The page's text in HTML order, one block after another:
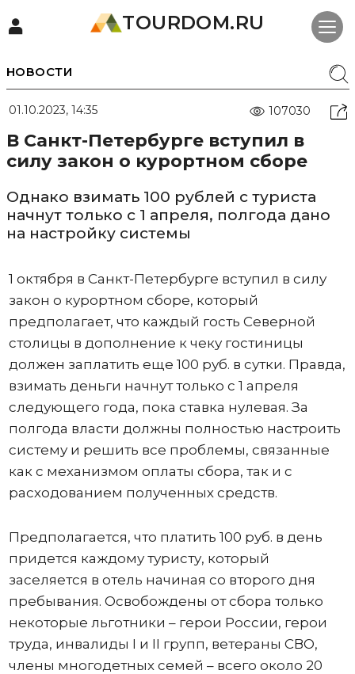
TOURDOM.RU
НОВОСТИ
01.10.2023, 14:35 107030
В Санкт-Петербурге вступил в
силу закон о курортном сборе
Однако взимать 100 рублей с туриста
начнут только с 1 апреля, полгода дано
на настройку системы
1 октября в Санкт-Петербурге вступил в силу
закон о курортном сборе, который
предполагает, что каждый гость Северной
столицы в дополнение к чеку гостиницы
должен заплатить еще 100 руб. в сутки. Правда,
взимать деньги начнут только с 1 апреля
следующего года, пока ставка нулевая. За
полгода власти должны полностью настроить
систему и решить все проблемы, связанные
как с механизмом оплаты сбора, так и с
расходованием полученных средств.
Предполагается, что платить 100 руб. в день
придется каждому туристу, который
заселяется в отель начиная со второго дня
пребывания. Освобождены от сбора только
некоторые льготники – герои России, герои
труда, инвалиды I и II групп, ветераны СВО,
члены многодетных семей – всего около 20